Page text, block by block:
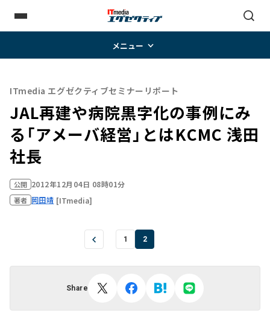
メニュー
ITmedia エグゼクティブセミナーリポート
JAL再建や病院黒字化の事例にみ
る「アメーバ経営」とは――KCMC 浅田
社長
公開 2012年12月04日 08時01分
著者 岡田靖 [ITmedia]
1 2
Share